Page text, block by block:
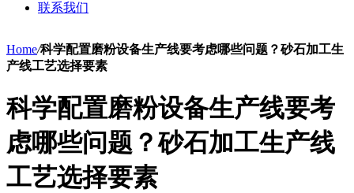
联系我们
Home/科学配置磨粉设备生产线要考虑哪些问题？砂石加工生
产线工艺选择要素
科学配置磨粉设备生产线要考
虑哪些问题？砂石加工生产线
工艺选择要素